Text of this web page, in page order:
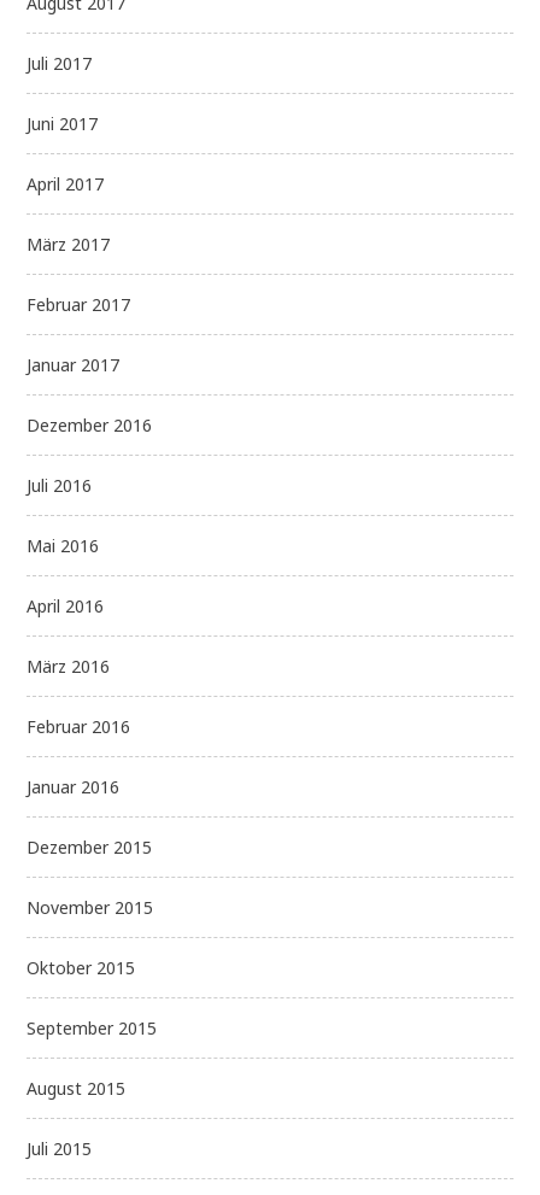
Juli 2017
Juni 2017
April 2017
März 2017
Februar 2017
Januar 2017
Dezember 2016
Juli 2016
Mai 2016
April 2016
März 2016
Februar 2016
Januar 2016
Dezember 2015
November 2015
Oktober 2015
September 2015
August 2015
Juli 2015